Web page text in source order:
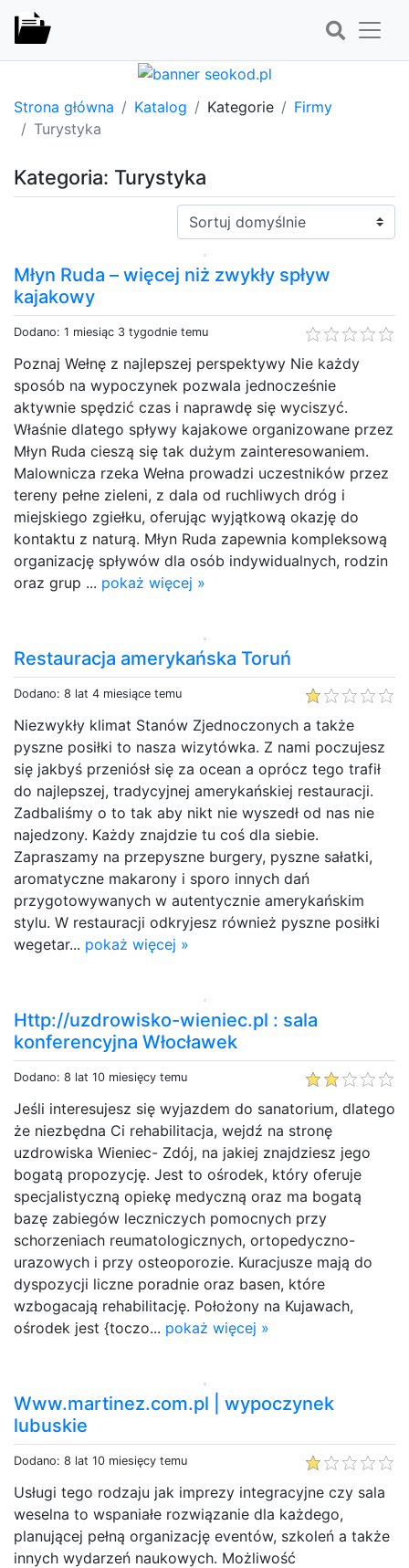
Strona główna Katalog Kategorie
Firmy
Turystyka
Kategoria: Turystyka
Sortuj:
Młyn Ruda – więcej niż zwykły spływ
kajakowy
Dodano: 1 miesiąc 3 tygodnie temu
Poznaj Wełnę z najlepszej perspektywy Nie każdy
sposób na wypoczynek pozwala jednocześnie
aktywnie spędzić czas i naprawdę się wyciszyć.
Właśnie dlatego spływy kajakowe organizowane przez
Młyn Ruda cieszą się tak dużym zainteresowaniem.
Malownicza rzeka Wełna prowadzi uczestników przez
tereny pełne zieleni, z dala od ruchliwych dróg i
miejskiego zgiełku, oferując wyjątkową okazję do
kontaktu z naturą. Młyn Ruda zapewnia kompleksową
organizację spływów dla osób indywidualnych, rodzin
oraz grup ... pokaż więcej »
Restauracja amerykańska Toruń
Dodano: 8 lat 4 miesiące temu
Niezwykły klimat Stanów Zjednoczonych a także
pyszne posiłki to nasza wizytówka. Z nami poczujesz
się jakbyś przeniósł się za ocean a oprócz tego trafił
do najlepszej, tradycyjnej amerykańskiej restauracji.
Zadbaliśmy o to tak aby nikt nie wyszedł od nas nie
najedzony. Każdy znajdzie tu coś dla siebie.
Zapraszamy na przepyszne burgery, pyszne sałatki,
aromatyczne makarony i sporo innych dań
przygotowywanych w autentycznie amerykańskim
stylu. W restauracji odkryjesz również pyszne posiłki
wegetar... pokaż więcej »
Http://uzdrowisko-wieniec.pl : sala
konferencyjna Włocławek
Dodano: 8 lat 10 miesięcy temu
Jeśli interesujesz się wyjazdem do sanatorium, dlatego
że niezbędna Ci rehabilitacja, wejdź na stronę
uzdrowiska Wieniec- Zdój, na jakiej znajdziesz jego
bogatą propozycję. Jest to ośrodek, który oferuje
specjalistyczną opiekę medyczną oraz ma bogatą
bazę zabiegów leczniczych pomocnych przy
schorzeniach reumatologicznych, ortopedyczno-
urazowych i przy osteoporozie. Kuracjusze mają do
dyspozycji liczne poradnie oraz basen, które
wzbogacają rehabilitację. Położony na Kujawach,
ośrodek jest {toczo... pokaż więcej »
Www.martinez.com.pl | wypoczynek
lubuskie
Dodano: 8 lat 10 miesięcy temu
Usługi tego rodzaju jak imprezy integracyjne czy sala
weselna to wspaniałe rozwiązanie dla każdego,
planującej pełną organizację eventów, szkoleń a także
innych wydarzeń naukowych. Możliwość